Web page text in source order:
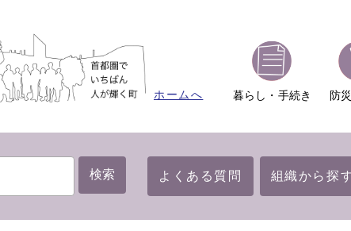
ホームへ 暮らし・手続き 防
検索 よくある質問 組織から探